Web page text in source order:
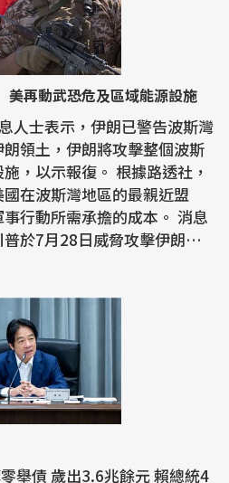
再動武恐危及區域能源設施
人士表示，伊朗已警告波斯灣
領土，伊朗將攻擊整個波斯
復。 根據路透社，
在波斯灣地區的最親近盟
動所需承擔的成本。 消息
於7月28日威脅攻擊伊朗能源
歲出3.6兆餘元 賴總統4